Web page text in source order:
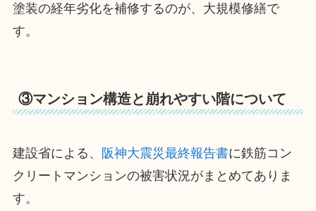
塗装の経年劣化を補修するのが、大規模修繕で
す。
③マンション構造と崩れやすい階について
建設省による、 阪神大震災最終報告書に鉄筋コン
クリートマンションの被害状況がまとめてありま
す。